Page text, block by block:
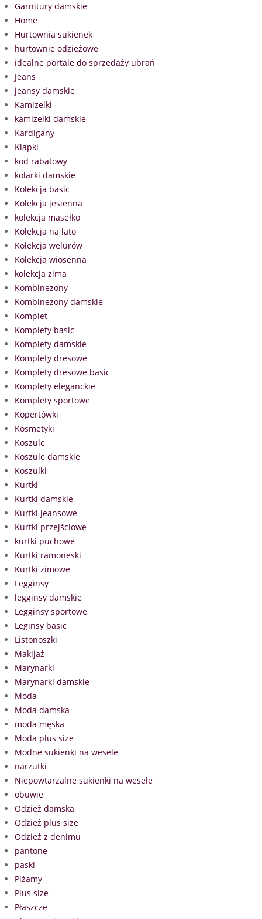
Garnitury damskie
Home
Hurtownia sukienek
hurtownie odzieżowe
idealne portale do sprzedaży ubrań
Jeans
jeansy damskie
Kamizelki
kamizelki damskie
Kardigany
Klapki
kod rabatowy
kolarki damskie
Kolekcja basic
Kolekcja jesienna
kolekcja masełko
Kolekcja na lato
Kolekcja welurów
Kolekcja wiosenna
kolekcja zima
Kombinezony
Kombinezony damskie
Komplet
Komplety basic
Komplety damskie
Komplety dresowe
Komplety dresowe basic
Komplety eleganckie
Komplety sportowe
Kopertówki
Kosmetyki
Koszule
Koszule damskie
Koszulki
Kurtki
Kurtki damskie
Kurtki jeansowe
Kurtki przejściowe
kurtki puchowe
Kurtki ramoneski
Kurtki zimowe
Legginsy
legginsy damskie
Legginsy sportowe
Leginsy basic
Listonoszki
Makijaż
Marynarki
Marynarki damskie
Moda
Moda damska
moda męska
Moda plus size
Modne sukienki na wesele
narzutki
Niepowtarzalne sukienki na wesele
obuwie
Odzież damska
Odzież plus size
Odzież z denimu
pantone
paski
Piżamy
Plus size
Płaszcze